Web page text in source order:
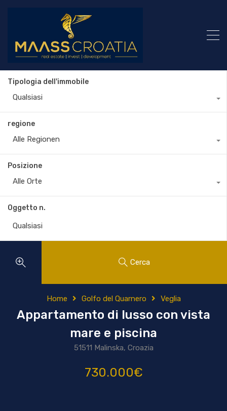
Tipologia dell'immobile
Qualsiasi
regione
Alle Regionen
Posizione
Alle Orte
Oggetto n.
Cerca
Home Golfo del Quarnero Veglia
Appartamento di lusso con vista
mare e piscina
51511 Malinska, Croazia
730.000€